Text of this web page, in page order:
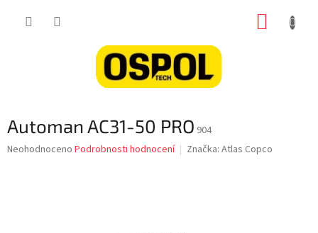
Automan AC31-50 PRO 904
Průměrné
Neohodnoceno Podrobnosti hodnocení Značka: Atlas Copco